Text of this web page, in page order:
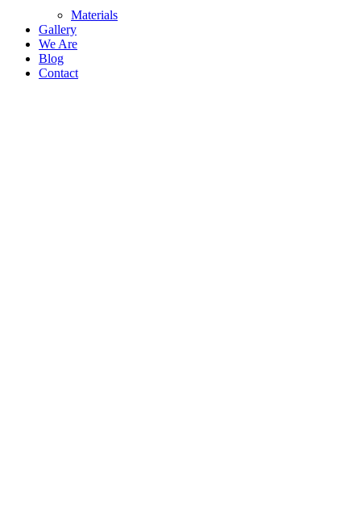
Materials
Gallery
We Are
Blog
Contact